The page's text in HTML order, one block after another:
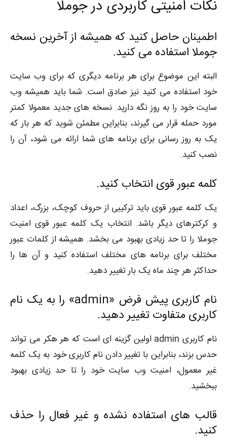
نکات امنیتی کاربردی در جوملا
اطمینان حاصل کنید که همیشه از آخرین نسخه
جوملا استفاده می کنید.
البته این موضوع برای هر برنامه دیگری که برای وب سایت
خود استفاده می کنید نیز صادق است. شما باید همیشه وب
سایت خود را به روز نگه دارید. نسخه های جدید معمولا کمتر
مورد حمله قرار می گیرند، بنابراین مطمئن شوید که هر بار که
یک به روز رسانی برای برنامه های شما ارائه می شود، آن را
نصب کنید.
کلمه عبور قوی انتخاب کنید.
یک کلمه عبور قوی باید ترکیبی از حروف کوچک، بزرگ، اعداد
و کرکترهای دیگر باشد. انتخاب یک کلمه عبور قوی امنیت
جوملا را تا حد زیادی بهبود می بخشد. همیشه از کلمات عبور
مختلف برای برنامه های مختلف استفاده کنید و آن ها را
حداکثر هر چند ماه یک بار تغییر دهید.
نام کاربری پیش فرض «admin» را به یک نام
کاربری متفاوت تغییر دهید.
نام کاربری admin اولین گزینه ای است که هر هکر می تواند
حدس بزند، بنابراین با تغییر دادن نام کاربری خود به یک کلمه
غیر معمول، امنیت وب سایت خود را تا حد زیادی بهبود
ببخشید.
قالب های استفاده نشده و غیر فعال را حذف
کنید.